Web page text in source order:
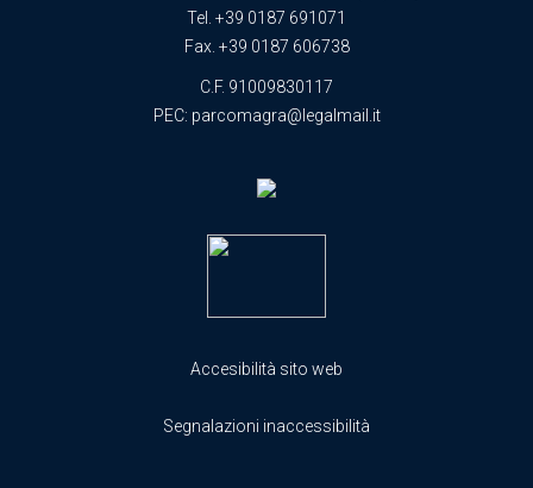
Tel. +39 0187 691071
Fax. +39 0187 606738
C.F. 91009830117
PEC: parcomagra@legalmail.it
Accesibilità sito web
Segnalazioni inaccessibilità